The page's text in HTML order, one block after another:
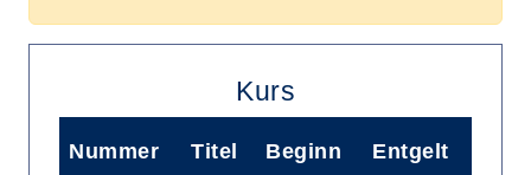
Kurs
Nummer Titel Beginn Entgelt